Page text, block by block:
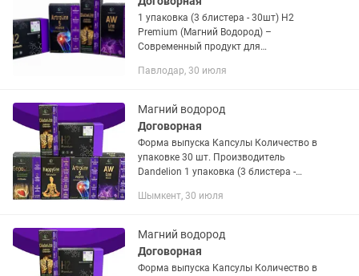
1 упаковка (3 блистера - 30шт) Н2
Premium (Магний Водород) –
Современный продукт для
Основное действие - Антикоагулянт
Превосходные...
Павлодар, 30 июля
Магний водород
Договорная
Форма выпуска Капсулы Количество в
упаковке 30 шт. Производитель
Dandelion 1 упаковка (3 блистера -
Современный продукт для
Шымкент, 30 июля
Магний водород
Договорная
Форма выпуска Капсулы Количество в